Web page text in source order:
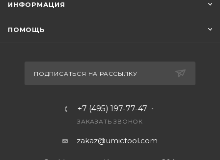
ИНФОРМАЦИЯ
ПОМОЩЬ
ПОДПИСАТЬСЯ НА РАССЫЛКУ
+7 (495) 197-77-47
ЗАКАЗАТЬ ЗВОНОК
zakaz@umictool.com